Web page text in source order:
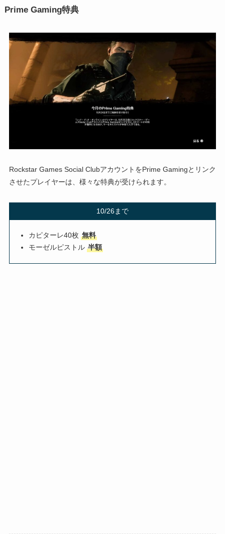
Prime Gaming特典
Rockstar Games Social ClubアカウントをPrime Gamingとリンク
させたプレイヤーは、様々な特典が受けられます。
10/26まで
カピターレ40枚無料
モーゼルピストル半額